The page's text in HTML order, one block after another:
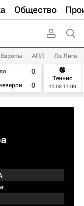
Общество
АПЛ Ла Лига
0
0
Теннис
11.08 17:00